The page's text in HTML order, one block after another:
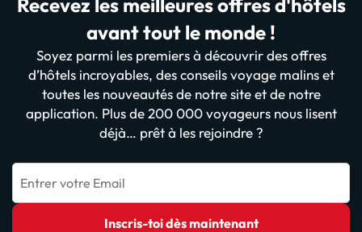
Recevez les meilleures offres d'hôtels
avant tout le monde !
Soyez parmi les premiers à découvrir des offres
d’hôtels incroyables, des conseils voyage malins et
toutes les nouveautés de notre site et de notre
application. Plus de 200 000 voyageurs nous lisent
déjà… prêt à les rejoindre ?
Entrer votre Email
Inscris-toi dès maintenant